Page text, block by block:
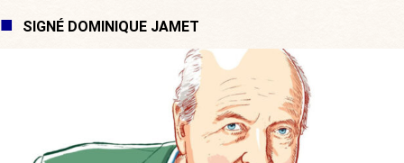
SIGNÉ DOMINIQUE JAMET